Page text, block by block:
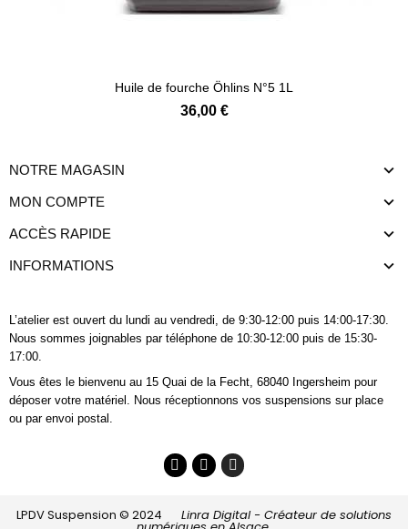
Huile de fourche Öhlins N°5 1L
36,00 €
NOTRE MAGASIN
MON COMPTE
ACCÈS RAPIDE
INFORMATIONS
L’atelier est ouvert du lundi au vendredi, de 9:30-12:00 puis 14:00-17:30.
Nous sommes joignables par téléphone de 10:30-12:00 puis de 15:30-
17:00.
Vous êtes le bienvenu au 15 Quai de la Fecht, 68040 Ingersheim pour
déposer votre matériel. Nous réceptionnons vos suspensions sur place
ou par envoi postal.
LPDV Suspension © 2024 Linra Digital - Créateur de solutions